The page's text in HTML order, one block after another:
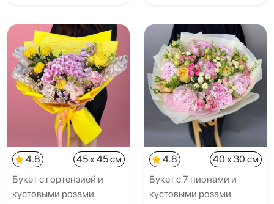
4.8
45 x 45 см
Букет с гортензией и
кустовыми розами
4.8
40 x 30 см
Букет с 7 пионами и
кустовыми розами